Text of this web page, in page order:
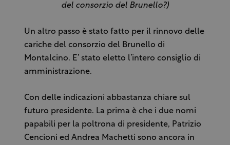
del consorzio del Brunello?)
Un altro passo è stato fatto per il rinnovo delle
cariche del consorzio del Brunello di
Montalcino. E’ stato eletto l’intero consiglio di
amministrazione.
Con delle indicazioni abbastanza chiare sul
futuro presidente. La prima è che i due nomi
papabili per la poltrona di presidente, Patrizio
Cencioni ed Andrea Machetti sono ancora in